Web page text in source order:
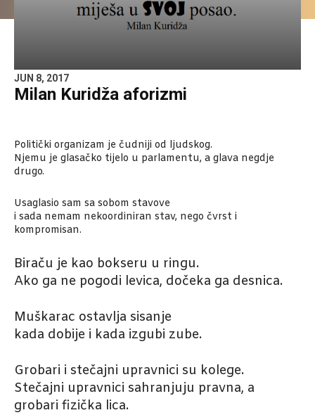
JUN 8, 2017
Milan Kuridža aforizmi
Politički organizam je čudniji od ljudskog.
Njemu je glasačko tijelo u parlamentu, a glava negdje
drugo.
Usaglasio sam sa sobom stavove
i sada nemam nekoordiniran stav, nego čvrst i
kompromisan.
Biraču je kao bokseru u ringu.
Ako ga ne pogodi levica, dočeka ga desnica.
Muškarac ostavlja sisanje
kada dobije i kada izgubi zube.
Grobari i stečajni upravnici su kolege.
Stečajni upravnici sahranjuju pravna, a
grobari fizička lica.